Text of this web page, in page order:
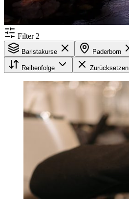
Filter 2
Baristakurse Paderborn
Reihenfolge Zurücksetzen